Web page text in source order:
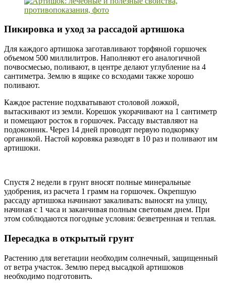
Пикировка и уход за рассадой артишока
Для каждого артишока заготавливают торфяной горшочек
объемом 500 миллилитров. Наполняют его аналогичной
почвосмесью, поливают, в центре делают углубление на 4
сантиметра. Землю в ящике со всходами также хорошо
поливают.
Каждое растение подхватывают столовой ложкой,
вытаскивают из земли. Корешок укорачивают на 1 сантиметр
и помещают росток в горшочек. Рассаду выставляют на
подоконник. Через 14 дней проводят первую подкормку
органикой. Настой коровяка разводят в 10 раз и поливают им
артишоки.
Спустя 2 недели в грунт вносят полные минеральные
удобрения, из расчета 1 грамм на горшочек. Окрепшую
рассаду артишока начинают закаливать: выносят на улицу,
начиная с 1 часа и заканчивая полным световым днем. При
этом соблюдаются погодные условия: безветренная и теплая.
Пересадка в открытый грунт
Растению для вегетации необходим солнечный, защищенный
от ветра участок. Землю перед высадкой артишоков
необходимо подготовить.